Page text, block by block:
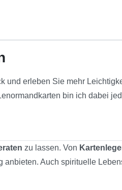
und erleben Sie mehr
bin ich dabei
zu lassen. Von
Auch spirituelle